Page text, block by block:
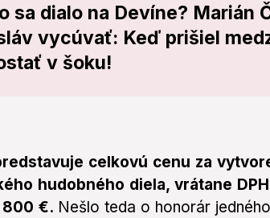
sa dialo na Devíne? Marián
vycúvať: Keď prišiel
v šoku!
celkovú cenu za
hudobného diela, vrátane
800 €. Nešlo teda o honorár